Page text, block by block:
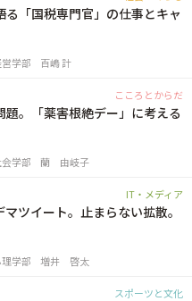
US
「国税専門官」の仕事とキャ
学部 百嶋 計
こころとからだ
。「薬害根絶デー」に考える
学部 蘭 由岐子
IT・メディア
ツイート。止まらない拡散。
学部 増井 啓太
スポーツと文化